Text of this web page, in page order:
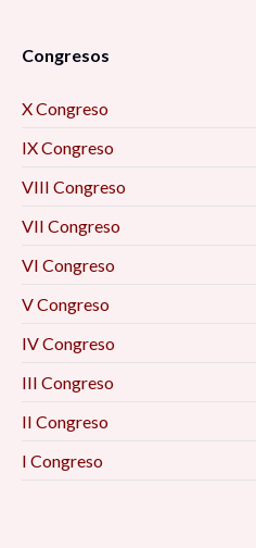
Congresos
X Congreso
IX Congreso
VIII Congreso
VII Congreso
VI Congreso
V Congreso
IV Congreso
III Congreso
II Congreso
I Congreso